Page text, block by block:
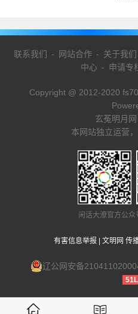
联系我们 - 网站合作- 关于我们
中心 - 申请专
Copyright @ 2012-2020
玄菟明月
本网站独立运营
闲话大潦官方公
有害信息举报 文明网 传
辽公网安备